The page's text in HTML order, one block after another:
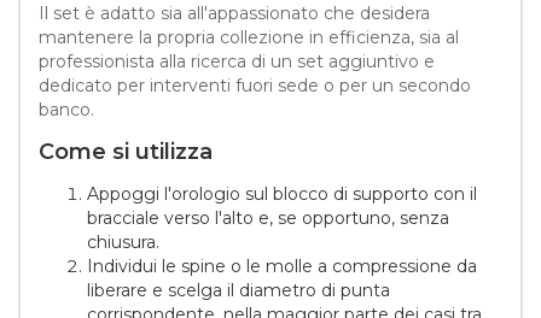
Il set è adatto sia all'appassionato che desidera
mantenere la propria collezione in efficienza, sia al
professionista alla ricerca di un set aggiuntivo e
dedicato per interventi fuori sede o per un secondo
banco.
Come si utilizza
Appoggi l'orologio sul blocco di supporto con il
bracciale verso l'alto e, se opportuno, senza
chiusura.
Individui le spine o le molle a compressione da
liberare e scelga il diametro di punta